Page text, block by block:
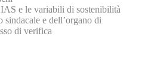
e le variabili di sostenibilità
e dell’organo di
di verifica